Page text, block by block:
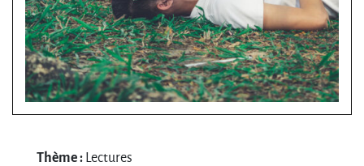
Thème : Lectures